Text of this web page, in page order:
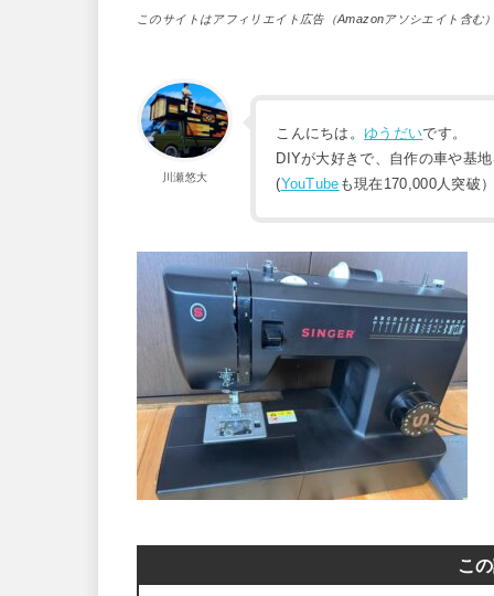
このサイトはアフィリエイト広告（Amazonアソシエイト含む
川瀬悠大
こんにちは。ゆうだいです。
DIYが大好きで、自作の車や基
(YouTube も現在170,000人突破
こ